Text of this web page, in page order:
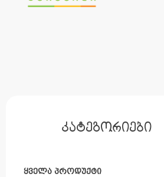
კატეგორიები
ყველა პროდუქტი